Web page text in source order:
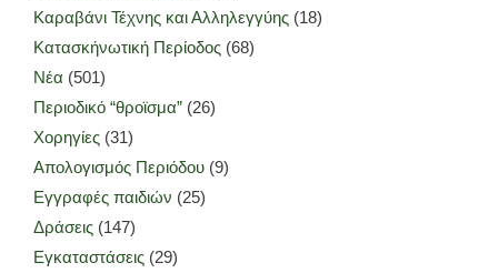
Καραβάνι Τέχνης και Αλληλεγγύης (18)
Κατασκήνωτική Περίοδος (68)
Νέα (501)
Περιοδικό “θροϊσμα” (26)
Χορηγίες (31)
Απολογισμός Περιόδου (9)
Εγγραφές παιδιών (25)
Δράσεις (147)
Εγκαταστάσεις (29)